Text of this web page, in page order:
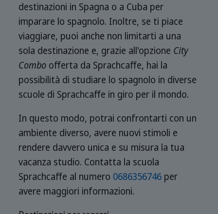
destinazioni in Spagna o a Cuba per
imparare lo spagnolo. Inoltre, se ti piace
viaggiare, puoi anche non limitarti a una
sola destinazione e, grazie all'opzione City
Combo offerta da Sprachcaffe, hai la
possibilità di studiare lo spagnolo in diverse
scuole di Sprachcaffe in giro per il mondo.
In questo modo, potrai confrontarti con un
ambiente diverso, avere nuovi stimoli e
rendere davvero unica e su misura la tua
vacanza studio. Contatta la scuola
Sprachcaffe al numero 0686356746 per
avere maggiori informazioni.